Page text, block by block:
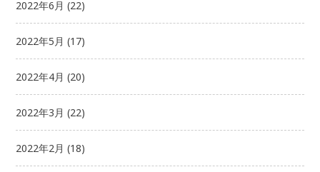
2022年6月 (22)
2022年5月 (17)
2022年4月 (20)
2022年3月 (22)
2022年2月 (18)